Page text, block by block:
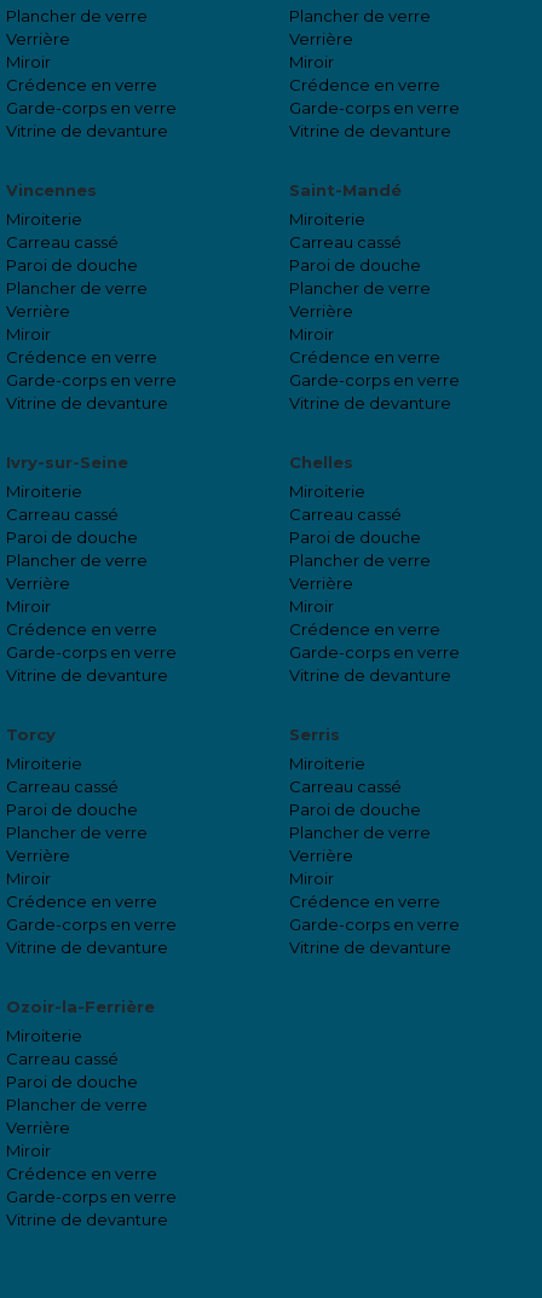
Plancher de verre
Verrière
Miroir
Crédence en verre
Garde-corps en verre
Vitrine de devanture
Plancher de verre
Verrière
Miroir
Crédence en verre
Garde-corps en verre
Vitrine de devanture
Vincennes
Miroiterie
Carreau cassé
Paroi de douche
Plancher de verre
Verrière
Miroir
Crédence en verre
Garde-corps en verre
Vitrine de devanture
Saint-Mandé
Miroiterie
Carreau cassé
Paroi de douche
Plancher de verre
Verrière
Miroir
Crédence en verre
Garde-corps en verre
Vitrine de devanture
Ivry-sur-Seine
Miroiterie
Carreau cassé
Paroi de douche
Plancher de verre
Verrière
Miroir
Crédence en verre
Garde-corps en verre
Vitrine de devanture
Chelles
Miroiterie
Carreau cassé
Paroi de douche
Plancher de verre
Verrière
Miroir
Crédence en verre
Garde-corps en verre
Vitrine de devanture
Torcy
Miroiterie
Carreau cassé
Paroi de douche
Plancher de verre
Verrière
Miroir
Crédence en verre
Garde-corps en verre
Vitrine de devanture
Serris
Miroiterie
Carreau cassé
Paroi de douche
Plancher de verre
Verrière
Miroir
Crédence en verre
Garde-corps en verre
Vitrine de devanture
Ozoir-la-Ferrière
Miroiterie
Carreau cassé
Paroi de douche
Plancher de verre
Verrière
Miroir
Crédence en verre
Garde-corps en verre
Vitrine de devanture